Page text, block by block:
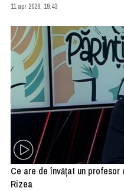
11 apr 2026, 19:43
Ce are de învățat un
Rizea